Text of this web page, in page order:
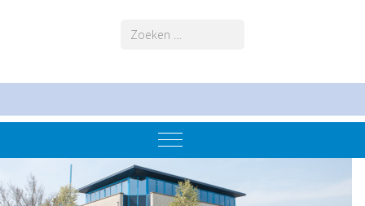
Mobile Menu Toggle